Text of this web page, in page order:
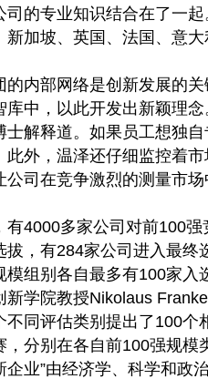
司的专业知识结合在了一
新加坡、英国、法国、意
的内部网络是创新发展的
库中，以此开发出新颖理
士解释道。如果员工想独
此外，温泽还仔细监控着
公司在竞争激烈的测量市
有4000多家公司对前100
拔，有284家公司进入最
模组别各自最多有100家入
新学院教授Nikolaus
不同评估类别提出了100个
，分别在各自前100强规模
企业”由经济学、科学和政